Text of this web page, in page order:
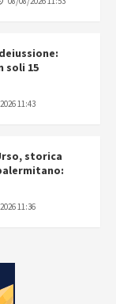
soli 15
11:43
storica
11:36